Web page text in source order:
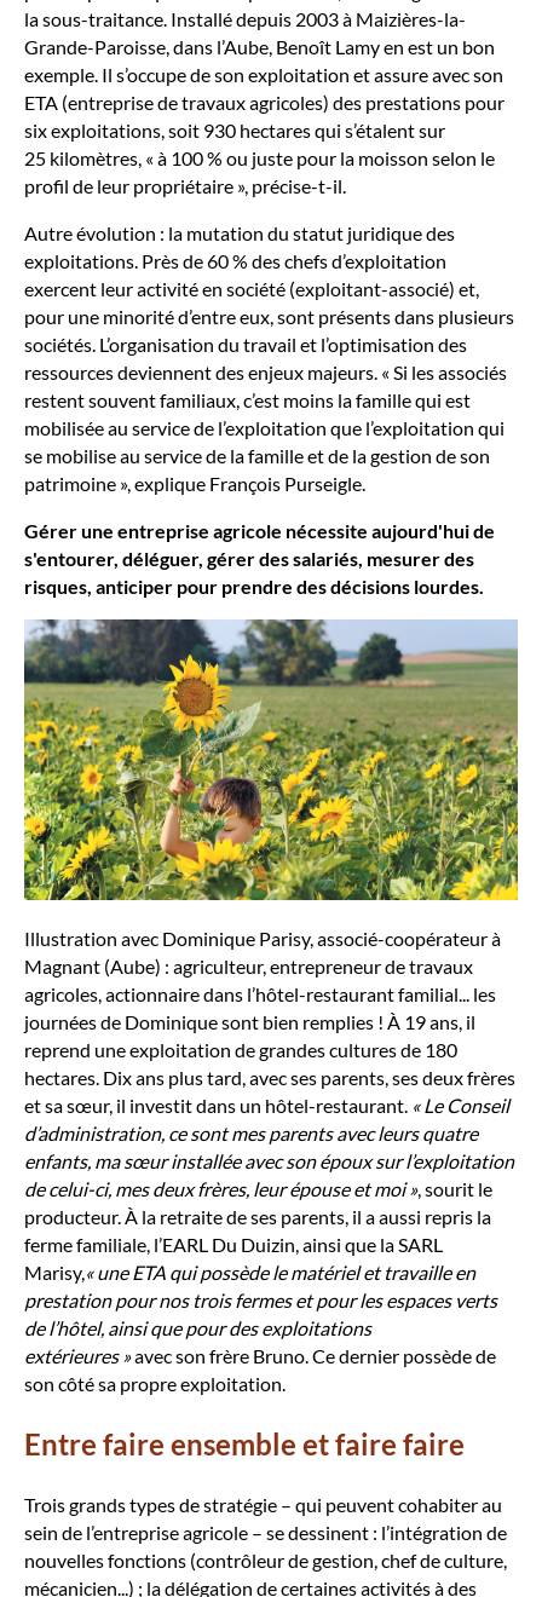
la sous-traitance. Installé depuis 2003 à Maizières-la-
Grande-Paroisse, dans l’Aube, Benoît Lamy en est un bon
exemple. Il s’occupe de son exploitation et assure avec son
ETA (entreprise de travaux agricoles) des prestations pour
six exploitations, soit 930 hectares qui s’étalent sur
25 kilomètres, « à 100 % ou juste pour la moisson selon le
profil de leur propriétaire », précise-t-il.
Autre évolution : la mutation du statut juridique des
exploitations. Près de 60 % des chefs d’exploitation
exercent leur activité en société (exploitant-associé) et,
pour une minorité d’entre eux, sont présents dans plusieurs
sociétés. L’organisation du travail et l’optimisation des
ressources deviennent des enjeux majeurs. « Si les associés
restent souvent familiaux, c’est moins la famille qui est
mobilisée au service de l’exploitation que l’exploitation qui
se mobilise au service de la famille et de la gestion de son
patrimoine », explique François Purseigle.
Gérer une entreprise agricole nécessite aujourd'hui de
s'entourer, déléguer, gérer des salariés, mesurer des
risques, anticiper pour prendre des décisions lourdes.
Illustration avec Dominique Parisy, associé-coopérateur à
Magnant (Aube) : agriculteur, entrepreneur de travaux
agricoles, actionnaire dans l’hôtel-restaurant familial... les
journées de Dominique sont bien remplies ! À 19 ans, il
reprend une exploitation de grandes cultures de 180
hectares. Dix ans plus tard, avec ses parents, ses deux frères
et sa sœur, il investit dans un hôtel-restaurant. « Le Conseil
d’administration, ce sont mes parents avec leurs quatre
enfants, ma sœur installée avec son époux sur l’exploitation
de celui-ci, mes deux frères, leur épouse et moi », sourit le
producteur. À la retraite de ses parents, il a aussi repris la
ferme familiale, l’EARL Du Duizin, ainsi que la SARL
Marisy,« une ETA qui possède le matériel et travaille en
prestation pour nos trois fermes et pour les espaces verts
de l’hôtel, ainsi que pour des exploitations
extérieures »avec son frère Bruno. Ce dernier possède de
son côté sa propre exploitation.
Entre faire ensemble et faire faire
Trois grands types de stratégie – qui peuvent cohabiter au
sein de l’entreprise agricole – se dessinent : l’intégration de
nouvelles fonctions (contrôleur de gestion, chef de culture,
mécanicien...) ; la délégation de certaines activités à des